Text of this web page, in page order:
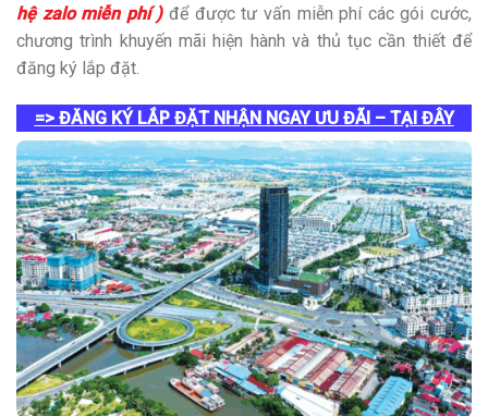
hệ zalo miễn phí )để được tư vấn miễn phí các gói cước,
chương trình khuyến mãi hiện hành và thủ tục cần thiết để
đăng ký lắp đặt.
=> ĐĂNG KÝ LẮP ĐẶT NHẬN NGAY ƯU ĐÃI – TẠI ĐÂY